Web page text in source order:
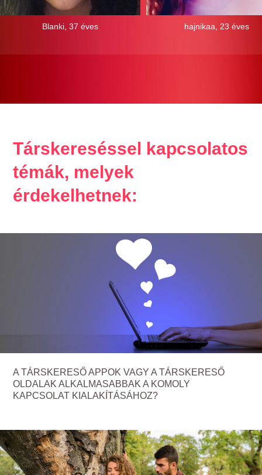
Blanki, 37 éves hajnikaa, 23 éves
Társkereséssel kapcsolatos
témák, melyek
érdekelhetnek:
A TÁRSKERESŐ APPOK VAGY A TÁRSKERESŐ
OLDALAK ALKALMASABBAK A KOMOLY
KAPCSOLAT KIALAKÍTÁSÁHOZ?